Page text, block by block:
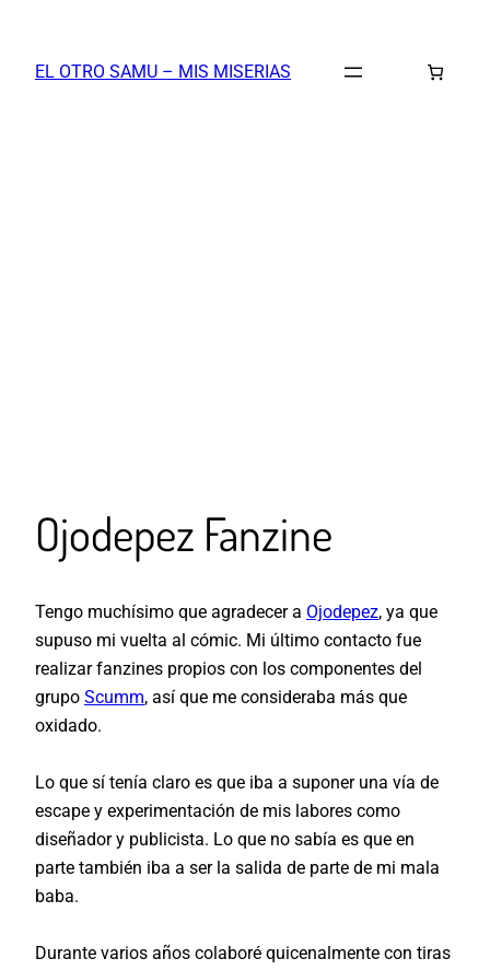
contenido
EL OTRO SAMU – MIS MISERIAS
Ojodepez Fanzine
Tengo muchísimo que agradecer a Ojodepez, ya que
supuso mi vuelta al cómic. Mi último contacto fue
realizar fanzines propios con los componentes del
grupo Scumm, así que me consideraba más que
oxidado.
Lo que sí tenía claro es que iba a suponer una vía de
escape y experimentación de mis labores como
diseñador y publicista. Lo que no sabía es que en
parte también iba a ser la salida de parte de mi mala
baba.
Durante varios años colaboré quicenalmente con tiras